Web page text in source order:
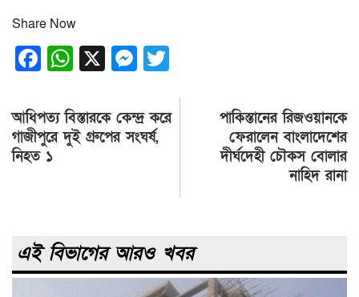
Share Now
Facebook
WhatsApp
X Messenger
Post
navigation
আধিপত্য বিস্তারকে কেন্দ্র করে
গাজীপুরে দুই গ্রুপের সংঘর্ষ,
নিহত ১
পাকিস্তানের রিজওয়ানকে
ফেরালেন বাংলাদেশের
দীর্ঘদেহী চৌকস বোলার
নাহিদ রানা
এই বিভাগের আরও খবর